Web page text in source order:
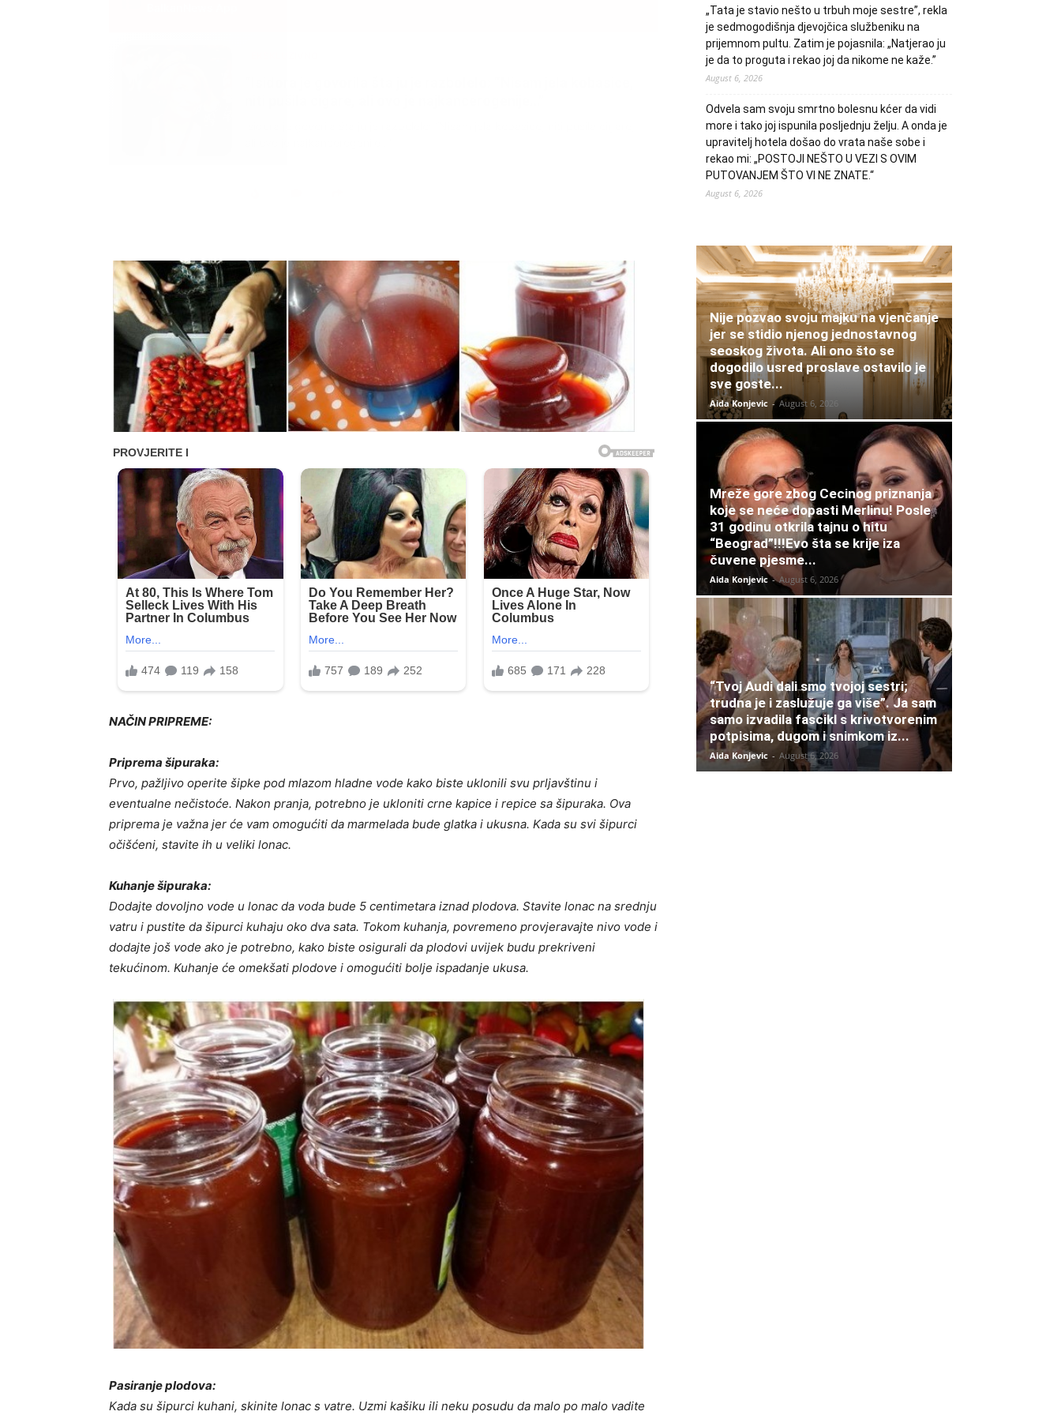
NAČIN PRIPREME:
Priprema šipuraka:
Prvo, pažljivo operite šipke pod mlazom hladne vode kako biste uklonili svu prljavštinu i
eventualne nečistoće. Nakon pranja, potrebno je ukloniti crne kapice i repice sa šipuraka. Ova
priprema je važna jer će vam omogućiti da marmelada bude glatka i ukusna. Kada su svi šipurci
očišćeni, stavite ih u veliki lonac.
Kuhanje šipuraka:
Dodajte dovoljno vode u lonac da voda bude 5 centimetara iznad plodova. Stavite lonac na srednju
vatru i pustite da šipurci kuhaju oko dva sata. Tokom kuhanja, povremeno provjeravajte nivo vode i
dodajte još vode ako je potrebno, kako biste osigurali da plodovi uvijek budu prekriveni
tekućinom. Kuhanje će omekšati plodove i omogućiti bolje ispadanje ukusa.
Pasiranje plodova:
Kada su šipurci kuhani, skinite lonac s vatre. Uzmi kašiku ili neku posudu da malo po malo vadite
„Tata je stavio nešto u trbuh moje sestre”, rekla
je sedmogodišnja djevojčica službeniku na
prijemnom pultu. Zatim je pojasnila: „Natjerao ju
je da to proguta i rekao joj da nikome ne kaže.”
August 6, 2026
Odvela sam svoju smrtno bolesnu kćer da vidi
more i tako joj ispunila posljednju želju. A onda je
upravitelj hotela došao do vrata naše sobe i
rekao mi: „POSTOJI NEŠTO U VEZI S OVIM
PUTOVANJEM ŠTO VI NE ZNATE.“
August 6, 2026
Nije pozvao svoju majku na vjenčanje
jer se stidio njenog jednostavnog
seoskog života. Ali ono što se
dogodilo usred proslave ostavilo je
sve goste...
Aida Konjevic - August 6, 2026
Mreže gore zbog Cecinog priznanja
koje se neće dopasti Merlinu! Posle
31 godinu otkrila tajnu o hitu
“Beograd”!!!Evo šta se krije iza
čuvene pjesme...
Aida Konjevic - August 6, 2026
“Tvoj Audi dali smo tvojoj sestri;
trudna je i zaslužuje ga više”. Ja sam
samo izvadila fascikl s krivotvorenim
potpisima, dugom i snimkom iz...
Aida Konjevic - August 6, 2026